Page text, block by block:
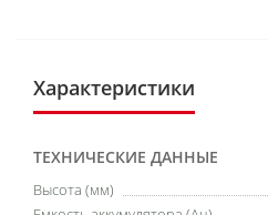
Характеристики
ТЕХНИЧЕСКИЕ ДАННЫЕ
Высота (мм)